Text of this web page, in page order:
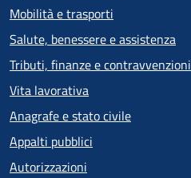
Mobilità e trasporti
Salute, benessere e assistenza
Tributi, finanze e contravvenzioni
Vita lavorativa
Anagrafe e stato civile
Appalti pubblici
Autorizzazioni